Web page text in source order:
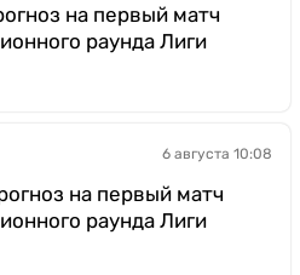
на первый матч
раунда Лиги
6 августа 10:08
на первый матч
раунда Лиги